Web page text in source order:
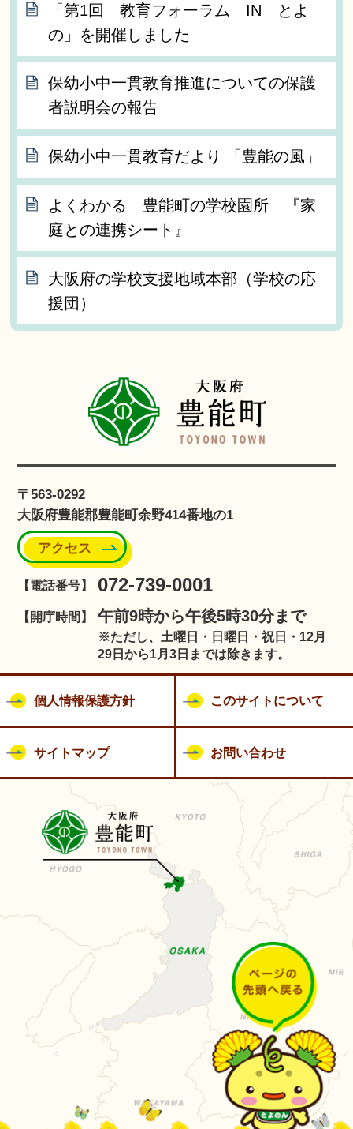
「第1回 教育フォーラム IN とよ
の」を開催しました
保幼小中一貫教育推進についての保護
者説明会の報告
保幼小中一貫教育だより 「豊能の風」
よくわかる 豊能町の学校園所 『家
庭との連携シート』
大阪府の学校支援地域本部（学校の応
援団）
〒563-0292
大阪府豊能郡豊能町余野414番地の1
アクセス
【電話番号】 072-739-0001
【開庁時間】 午前9時から午後5時30分まで
※ただし、土曜日・日曜日・祝日・12月
29日から1月3日までは除きます。
個人情報保護方針 このサイトについて
サイトマップ お問い合わせ